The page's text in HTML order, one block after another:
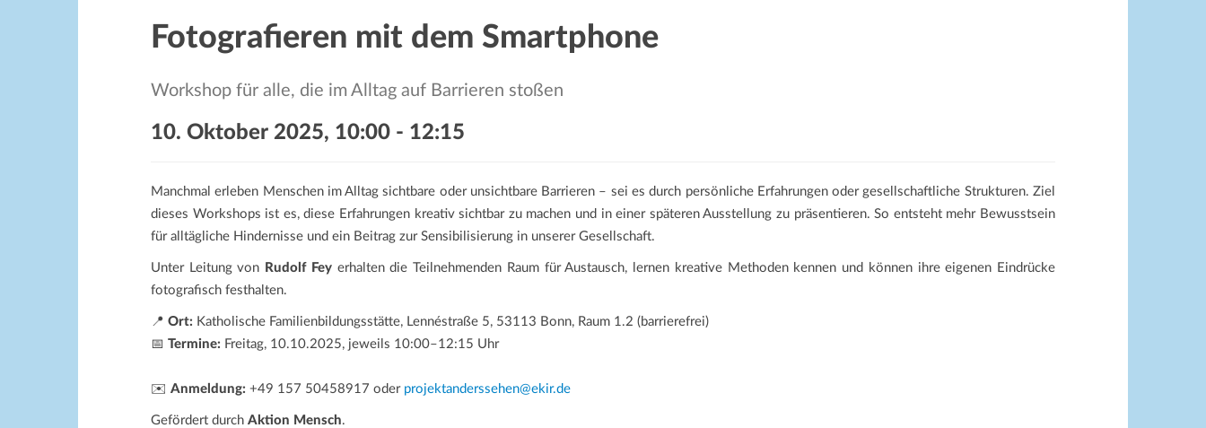
Fotografieren mit dem Smartphone
Workshop für alle, die im Alltag auf Barrieren stoßen
10. Oktober 2025, 10:00 - 12:15
Manchmal erleben Menschen im Alltag sichtbare oder unsichtbare Barrieren – sei es durch persönliche Erfahrungen oder gesellschaftliche Strukturen. Ziel
dieses Workshops ist es, diese Erfahrungen kreativ sichtbar zu machen und in einer späteren Ausstellung zu präsentieren. So entsteht mehr Bewusstsein
für alltägliche Hindernisse und ein Beitrag zur Sensibilisierung in unserer Gesellschaft.
Unter Leitung von Rudolf Feyerhalten die Teilnehmenden Raum für Austausch, lernen kreative Methoden kennen und können ihre eigenen Eindrücke
fotografisch festhalten.
📍 Ort: Katholische Familienbildungsstätte, Lennéstraße 5, 53113 Bonn, Raum 1.2 (barrierefrei)
📅 Termine: Freitag, 10.10.2025, jeweils 10:00–12:15 Uhr
✉️ Anmeldung: +49 157 50458917 oder projektanderssehen@ekir.de
Gefördert durch Aktion Mensch.